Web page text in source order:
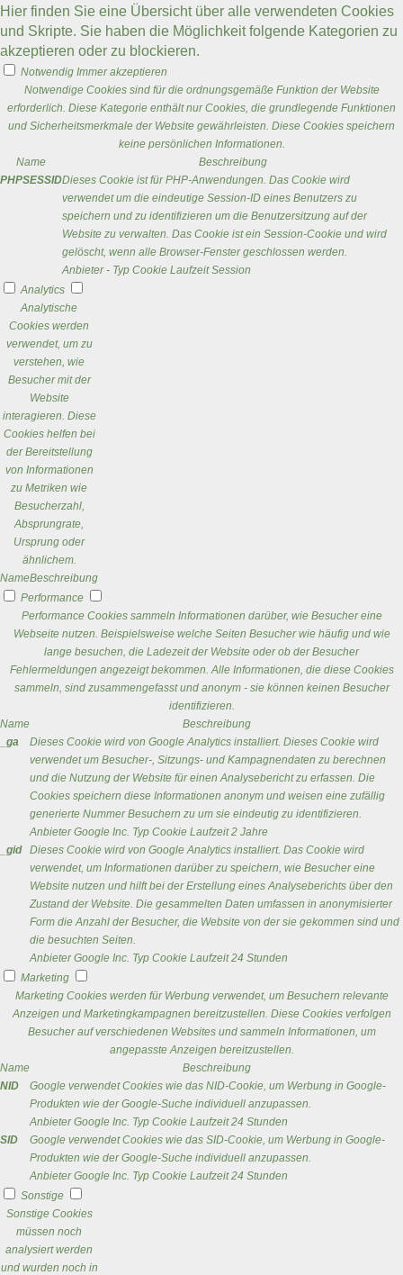
Hier finden Sie eine Übersicht über alle verwendeten Cookies
und Skripte. Sie haben die Möglichkeit folgende Kategorien zu
akzeptieren oder zu blockieren.
Notwendig Immer akzeptieren
Notwendige Cookies sind für die ordnungsgemäße Funktion der Website
erforderlich. Diese Kategorie enthält nur Cookies, die grundlegende Funktionen
und Sicherheitsmerkmale der Website gewährleisten. Diese Cookies speichern
keine persönlichen Informationen.
Name
Beschreibung
PHPSESSIDDieses Cookie ist für PHP-Anwendungen. Das Cookie wird
verwendet um die eindeutige Session-ID eines Benutzers zu
speichern und zu identifizieren um die Benutzersitzung auf der
Website zu verwalten. Das Cookie ist ein Session-Cookie und wird
gelöscht, wenn alle Browser-Fenster geschlossen werden.
Anbieter - Typ Cookie Laufzeit Session
Analytics
Analytische
Cookies werden
verwendet, um zu
verstehen, wie
Besucher mit der
Website
interagieren. Diese
Cookies helfen bei
der Bereitstellung
von Informationen
zu Metriken wie
Besucherzahl,
Absprungrate,
Ursprung oder
ähnlichem.
NameBeschreibung
Performance
Performance Cookies sammeln Informationen darüber, wie Besucher eine
Webseite nutzen. Beispielsweise welche Seiten Besucher wie häufig und wie
lange besuchen, die Ladezeit der Website oder ob der Besucher
Fehlermeldungen angezeigt bekommen. Alle Informationen, die diese Cookies
sammeln, sind zusammengefasst und anonym - sie können keinen Besucher
identifizieren.
Name
Beschreibung
_ga
Dieses Cookie wird von Google Analytics installiert. Dieses Cookie wird
verwendet um Besucher-, Sitzungs- und Kampagnendaten zu berechnen
und die Nutzung der Website für einen Analysebericht zu erfassen. Die
Cookies speichern diese Informationen anonym und weisen eine zufällig
generierte Nummer Besuchern zu um sie eindeutig zu identifizieren.
Anbieter Google Inc. Typ Cookie Laufzeit 2 Jahre
_gid
Dieses Cookie wird von Google Analytics installiert. Das Cookie wird
verwendet, um Informationen darüber zu speichern, wie Besucher eine
Website nutzen und hilft bei der Erstellung eines Analyseberichts über den
Zustand der Website. Die gesammelten Daten umfassen in anonymisierter
Form die Anzahl der Besucher, die Website von der sie gekommen sind und
die besuchten Seiten.
Anbieter Google Inc. Typ Cookie Laufzeit 24 Stunden
Marketing
Marketing Cookies werden für Werbung verwendet, um Besuchern relevante
Anzeigen und Marketingkampagnen bereitzustellen. Diese Cookies verfolgen
Besucher auf verschiedenen Websites und sammeln Informationen, um
angepasste Anzeigen bereitzustellen.
Name
Beschreibung
NID
Google verwendet Cookies wie das NID-Cookie, um Werbung in Google-
Produkten wie der Google-Suche individuell anzupassen.
Anbieter Google Inc. Typ Cookie Laufzeit 24 Stunden
SID
Google verwendet Cookies wie das SID-Cookie, um Werbung in Google-
Produkten wie der Google-Suche individuell anzupassen.
Anbieter Google Inc. Typ Cookie Laufzeit 24 Stunden
Sonstige
Sonstige Cookies
müssen noch
analysiert werden
und wurden noch in